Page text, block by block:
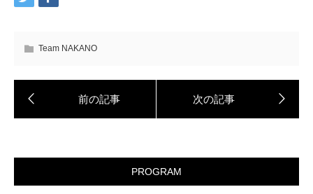
Team NAKANO
PROGRAM